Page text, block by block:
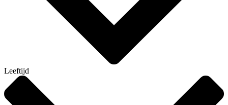
Leeftijd